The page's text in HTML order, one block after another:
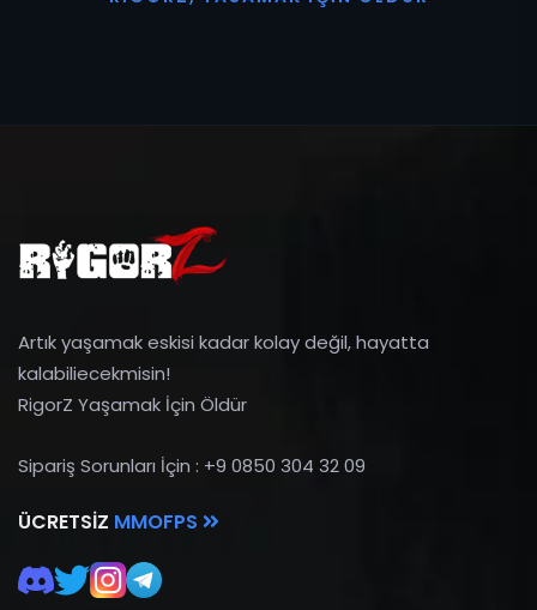
Artık yaşamak eskisi kadar kolay değil, hayatta
kalabiliecekmisin!
RigorZ Yaşamak İçin Öldür
Sipariş Sorunları İçin : +9 0850 304 32 09
ÜCRETSIZ MMOFPS